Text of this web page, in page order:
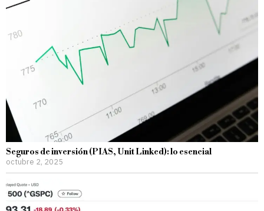
Seguros de inversión (PIAS, Unit Linked): lo esencial
octubre 2, 2025